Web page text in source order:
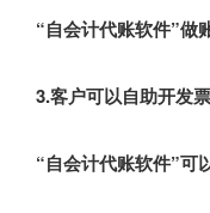
“自会计代账软件”做
3.客户可以自助开发
“自会计代账软件”可